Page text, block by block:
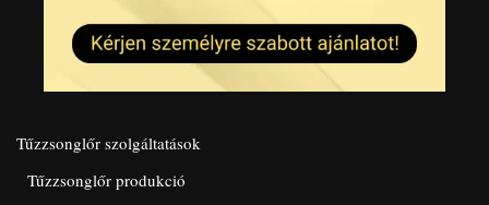
Tűzzsonglőr szolgáltatások
Tűzzsonglőr produkció